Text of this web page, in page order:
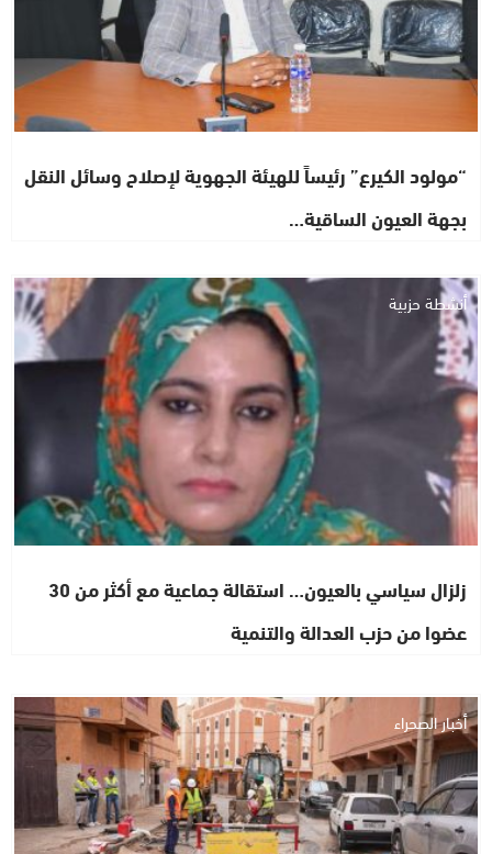
“مولود الكيرع” رئيساً للهيئة الجهوية لإصلاح وسائل النقل
بجهة العيون الساقية…
أنشطة حزبية
زلزال سياسي بالعيون… استقالة جماعية مع أكثر من 30
عضوا من حزب العدالة والتنمية
أخبار الصحراء